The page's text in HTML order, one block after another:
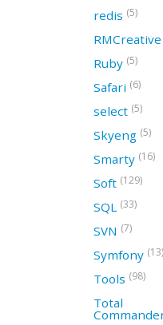
redis (5)
RMCreative
Ruby (5)
Safari (6)
select (5)
Skyeng (5)
Smarty (16)
Soft (129)
SQL (33)
SVN (7)
Symfony (13)
Tools (98)
Total